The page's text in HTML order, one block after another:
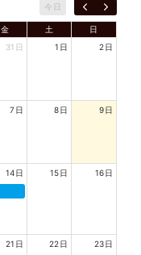
今日
金 土
日
31日 1日 2日
7日 8日 9日
14日 15日 16日
21日 22日 23日